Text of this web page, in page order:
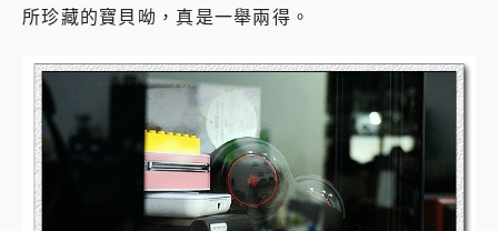
所珍藏的寶貝呦，真是一舉兩得。